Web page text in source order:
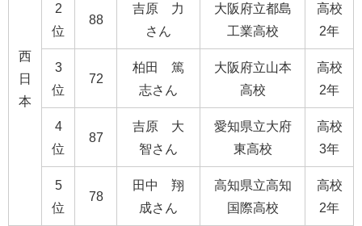
西
日
本
2
位
88
吉原 力
さん
大阪府立都島
工業高校
高校
2年
3
位
72
柏田 篤
志さん
大阪府立山本
高校
高校
2年
4
位
87
吉原 大
智さん
愛知県立大府
東高校
高校
3年
5
位
78
田中 翔
成さん
高知県立高知
国際高校
高校
2年